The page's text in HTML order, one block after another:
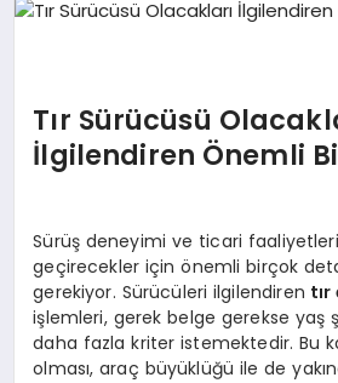
MAGAZIN
GEZI & SEYAHAT
OYUN
Tır Sürücüsü
İlgilendiren Önemli
Sürüş deneyimi ve ticari
geçirecekler için önemli birçok
gerekiyor. Sürücüleri ilgilendiren
işlemleri, gerek belge gerekse yaş
daha fazla kriter istemektedir. Bu
olması, araç büyüklüğü ile de